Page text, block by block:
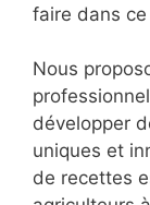
faire dans
Nous
développer
uniques et
de recettes